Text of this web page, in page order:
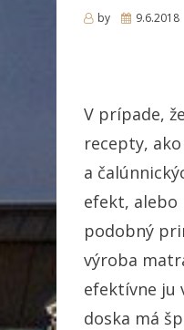
by
Posted
9.6.2018
V prípade,
recepty,
a
efekt, alebo
podobný
výroba
efektívne ju
doska má